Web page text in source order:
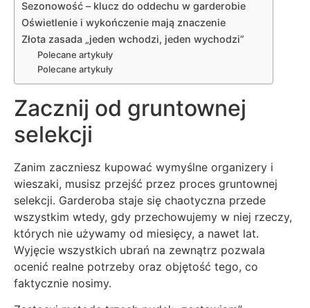
Sezonowość – klucz do oddechu w garderobie
Oświetlenie i wykończenie mają znaczenie
Złota zasada „jeden wchodzi, jeden wychodzi”
Polecane artykuły
Polecane artykuły
Zacznij od gruntownej
selekcji
Zanim zaczniesz kupować wymyślne organizery i
wieszaki, musisz przejść przez proces gruntownej
selekcji. Garderoba staje się chaotyczna przede
wszystkim wtedy, gdy przechowujemy w niej rzeczy,
których nie używamy od miesięcy, a nawet lat.
Wyjęcie wszystkich ubrań na zewnątrz pozwala
ocenić realne potrzeby oraz objętość tego, co
faktycznie nosimy.